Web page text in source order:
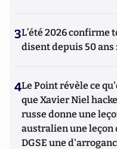
3L’été 2026 confirme
disent depuis 50
4Le Point révèle ce
que Xavier Niel
russe donne une
australien une leçon
DGSE une